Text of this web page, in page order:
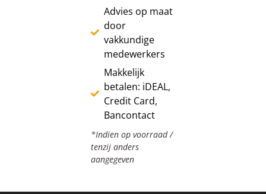
Advies op maat
door
vakkundige
medewerkers
Makkelijk
betalen: iDEAL,
Credit Card,
Bancontact
*Indien op voorraad /
tenzij anders
aangegeven